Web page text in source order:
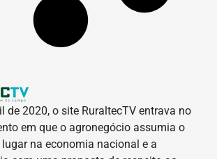
de 2020, o site RuraltecTV entrava no
em que o agronegócio assumia o
na economia nacional e a